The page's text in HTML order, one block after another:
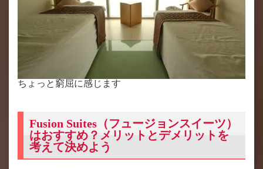
ちょっと窮屈に感じます
Fusion Suites（フュージョンスイーツ）
はおすすめ？メリットとデメリットを
考えて決めよう